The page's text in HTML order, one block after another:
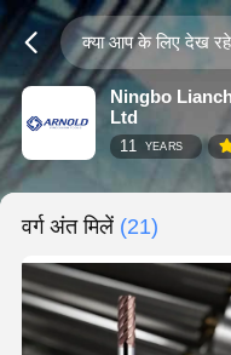
Ningbo
Ltd
11 YEARS
वर्ग अंत मिलें (21)